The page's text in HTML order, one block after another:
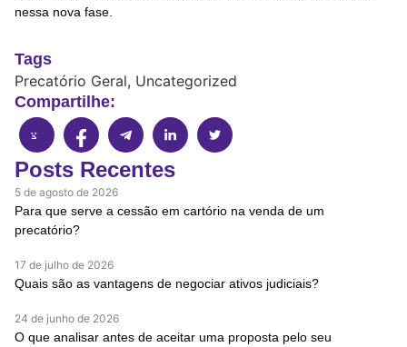
nessa nova fase.
Tags
Precatório Geral, Uncategorized
Compartilhe:
Posts Recentes
5 de agosto de 2026
Para que serve a cessão em cartório na venda de um
precatório?
17 de julho de 2026
Quais são as vantagens de negociar ativos judiciais?
24 de junho de 2026
O que analisar antes de aceitar uma proposta pelo seu